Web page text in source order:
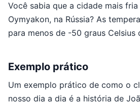
Você sabia que a cidade mais
Oymyakon, na Rússia? As
para menos de -50 graus Celsius
Exemplo prático
Um exemplo prático de como o
nosso dia a dia é a história de